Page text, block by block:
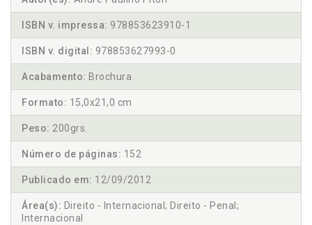
ISBN v. impressa: 978853623910-1
ISBN v. digital: 978853627993-0
Acabamento: Brochura
Formato: 15,0x21,0 cm
Peso: 200grs.
Número de páginas: 152
Publicado em: 12/09/2012
Área(s): Direito - Internacional; Direito - Penal;
Internacional